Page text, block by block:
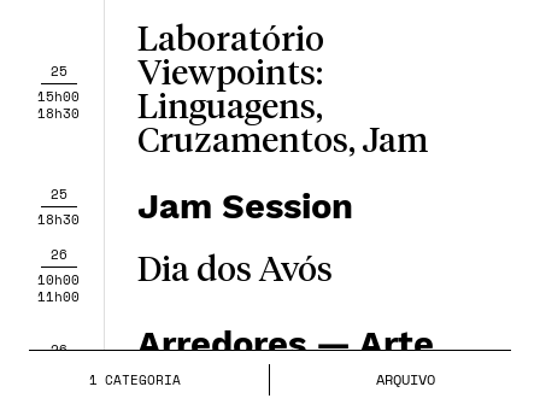
ARQUIVO
1 CATEGORIA
25
15h00
18h30
Laboratório
Viewpoints:
Linguagens,
Cruzamentos, Jam
25
18h30
Jam Session
26
10h00
11h00
Dia dos Avós
26
Arredores — Arte
Peripatética